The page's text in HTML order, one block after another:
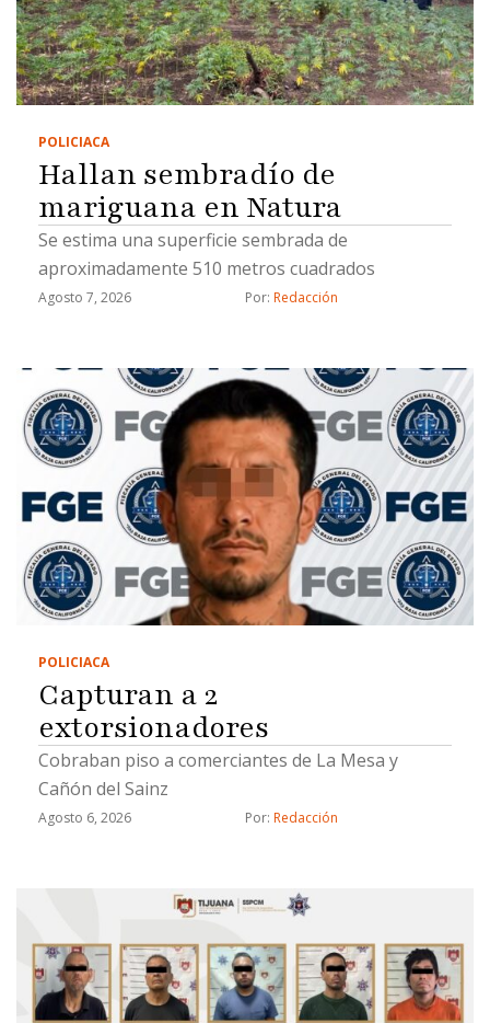
POLICIACA
Hallan sembradío de
mariguana en Natura
Se estima una superficie sembrada de
aproximadamente 510 metros cuadrados
Agosto 7, 2026 Por: Redacción
POLICIACA
Capturan a 2
extorsionadores
Cobraban piso a comerciantes de La Mesa y
Cañón del Sainz
Agosto 6, 2026 Por: Redacción